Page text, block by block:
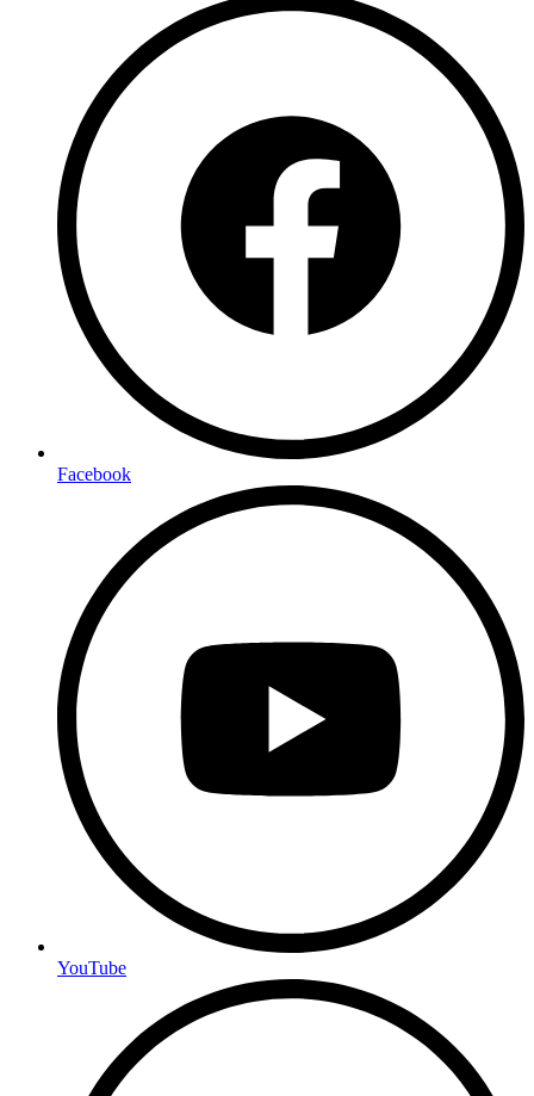
Facebook
YouTube